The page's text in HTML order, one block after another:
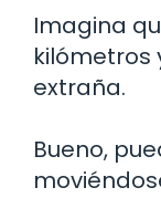
Imagina
kilómetros
extraña.
Bueno,